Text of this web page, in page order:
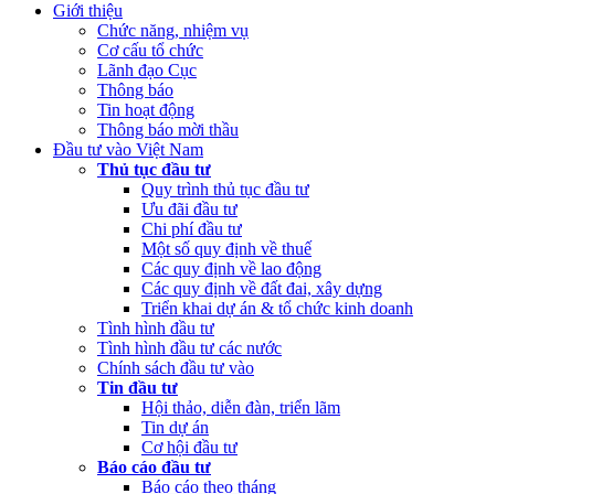
Giới thiệu
Chức năng, nhiệm vụ
Cơ cấu tổ chức
Lãnh đạo Cục
Thông báo
Tin hoạt động
Thông báo mời thầu
Đầu tư vào Việt Nam
Thủ tục đầu tư
Quy trình thủ tục đầu tư
Ưu đãi đầu tư
Chi phí đầu tư
Một số quy định về thuế
Các quy định về lao động
Các quy định về đất đai, xây dựng
Triển khai dự án & tổ chức kinh doanh
Tình hình đầu tư
Tình hình đầu tư các nước
Chính sách đầu tư vào
Tin đầu tư
Hội thảo, diễn đàn, triển lãm
Tin dự án
Cơ hội đầu tư
Báo cáo đầu tư
Báo cáo theo tháng